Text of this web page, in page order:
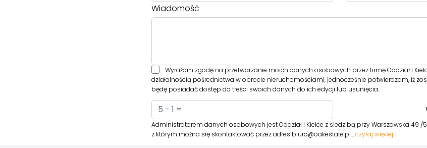
Wiadomość
Wyrażam zgodę na przetwarzanie moich danych osobowych przez firmę Oddział I
działalnością pośrednictwa w obrocie nieruchomościami, jednocześnie potwierdzam, iż
będę posiadać dostęp do treści swoich danych do ich edycji lub usunięcia.
Administratorem danych osobowych jest Oddział I Kielce z siedzibą przy Warszawska 49 /
z którym można się skontaktować przez adres biuro@oakestate.pl…czytaj więcej